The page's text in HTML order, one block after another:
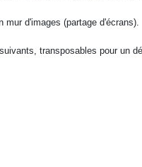
d'images (partage d'écrans).
transposables pour un